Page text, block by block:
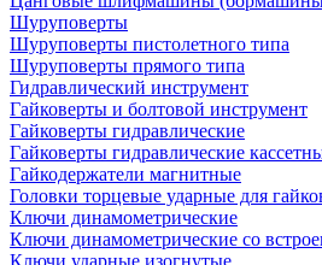
Шуруповерты
Шуруповерты пистолетного типа
Шуруповерты прямого типа
Гидравлический инструмент
Гайковерты и болтовой инструмент
Гайковерты гидравлические
Гайковерты гидравлические
Гайкодержатели магнитные
Головки торцевые ударные для
Ключи динамометрические
Ключи динамометрические со
Ключи ударные изогнутые